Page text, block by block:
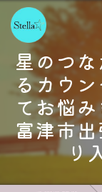
星のつ
るカウ
てお悩
富津市
り